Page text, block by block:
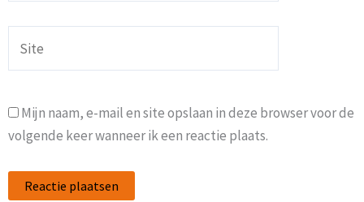
Mijn naam, e-mail en site opslaan in deze browser voor de
volgende keer wanneer ik een reactie plaats.